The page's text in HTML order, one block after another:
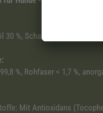
%, Schaffett 10 %.
%, Rohfaser < 1,7 %,
Mit Antioxidans